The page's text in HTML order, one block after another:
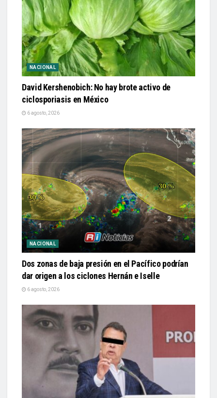
NACIONAL
David Kershenobich: No hay brote activo de
ciclosporiasis en México
6 agosto, 2026
NACIONAL
Dos zonas de baja presión en el Pacífico podrían
dar origen a los ciclones Hernán e Iselle
6 agosto, 2026